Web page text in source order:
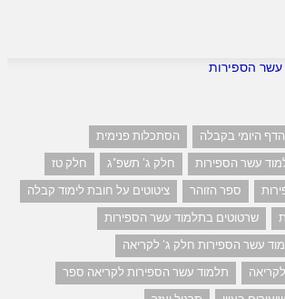
הספירות
הדף היומי בקבלה
הסתכלות פנימית
עשר הספירות
חלק ג' תשפ"ג
חלק טז
ספר הזוהר
ציטוטים על חובת לימוד קבלה
שרטוטים בתלמוד עשר הספירות
עשר הספירות חלק ג' לקריאה
תלמוד עשר הספירות לקריאה ספר